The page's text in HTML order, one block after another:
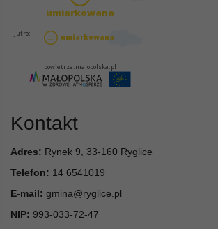
Kontakt
Adres: Rynek 9, 33-160 Ryglice
Telefon: 14 6541019
E-mail: gmina@ryglice.pl
NIP: 993-033-72-47